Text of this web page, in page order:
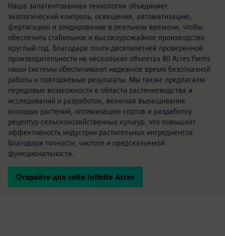
Наша запатентованная технология объединяет
экологический контроль, освещение, автоматизацию,
фертигацию и зондирование в реальном времени, чтобы
обеспечить стабильное и высокоурожайное производство
круглый год. Благодаря почти десятилетней проверенной
производительности на нескольких объектах 80 Acres Farms
наши системы обеспечивают надежное время безотказной
работы и повторяемые результаты. Мы также предлагаем
передовые возможности в области растениеводства и
исследований и разработок, включая выращивание
молодых растений, оптимизацию сортов и разработку
рецептур сельскохозяйственных культур, что повышает
эффективность индустрии растительных ингредиентов
благодаря точности, чистоте и предсказуемой
функциональности.
Откройте для себя Infinite Acres